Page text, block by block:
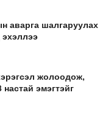
аварга шалгаруулах
жолоодож,
эмэгтэйг